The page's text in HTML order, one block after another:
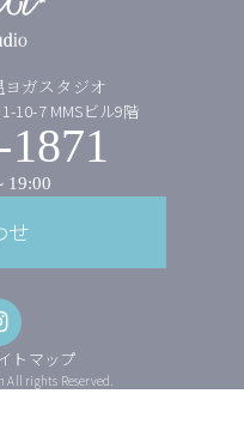
ガスタジオ
10-7 MMSビル9階
19:00
せ
トマップ
rights Reserved.